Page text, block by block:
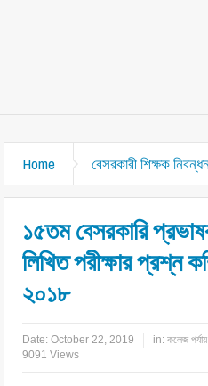
Home বেসরকারী শিক্ষক
১৫তম বেসরকারি
লিখিত পরীক্ষার প্রশ্ন
২০১৮
Date:October 22, 2019 in:কলেজ পর্যায়
9091 Views